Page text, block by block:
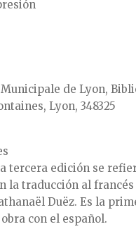
de Lyon,
Lyon, 348325
tercera edición se
la traducción al
Duëz. Es la
con el español.